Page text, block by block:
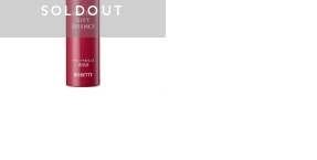
SOLDOUT